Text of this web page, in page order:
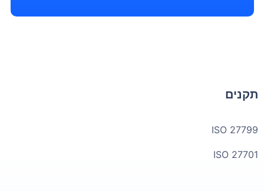
תקנים
ISO 27799
ISO 27701